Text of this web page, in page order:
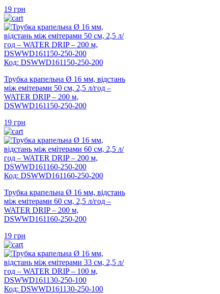
19 грн
Код: DSWWD161150-250-200
Трубка крапельна Ø 16 мм, відстань
між емітерами 50 см, 2,5 л/год –
WATER DRIP – 200 м,
DSWWD161150-250-200
19 грн
Код: DSWWD161160-250-200
Трубка крапельна Ø 16 мм, відстань
між емітерами 60 см, 2,5 л/год –
WATER DRIP – 200 м,
DSWWD161160-250-200
19 грн
Код: DSWWD161130-250-100